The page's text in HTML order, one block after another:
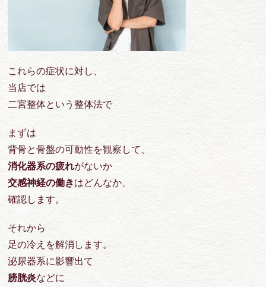
これらの症状に対し、
当店では
二宮整体という整体法で
まずは
背骨と骨盤の可動性を観察して、
消化器系の疲れがないか
交感神経の働きはどんなか、
確認します。
それから
足の冷えを解消します。
泌尿器系に影響出て
膀胱炎などに